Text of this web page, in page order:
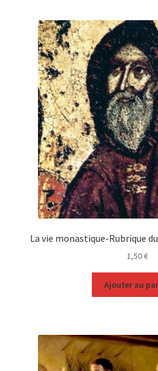
La vie monastique-Rubrique
1,50€
Ajouter au